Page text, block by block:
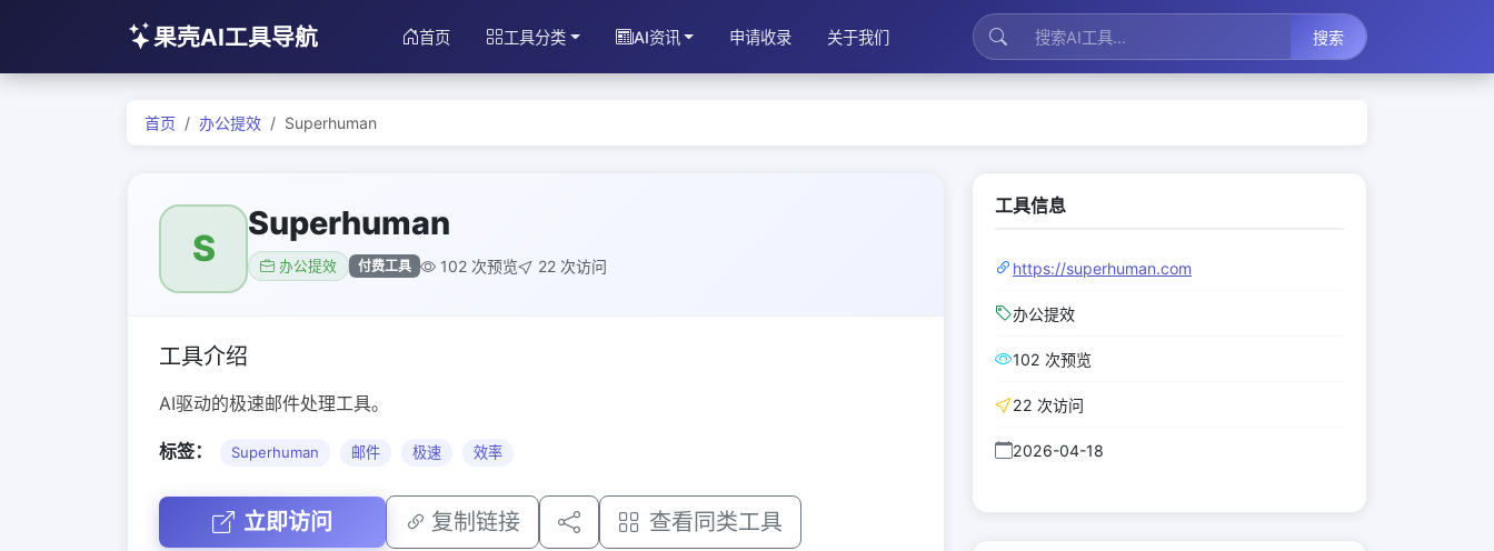
果壳AI工具导航 首页 工具分类 AI资讯 申请收录 关于我们 搜索
首页 办公提效 Superhuman
S
Superhuman
办公提效 付费工具 102 次预览 22 次访问
工具介绍
AI驱动的极速邮件处理工具。
标签： Superhuman 邮件 极速 效率
立即访问 复制链接 查看同类工具
工具信息
https://superhuman.com
办公提效
102 次预览
22 次访问
2026-04-18